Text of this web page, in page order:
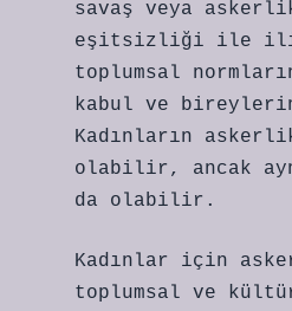
savaş veya
eşitsizliği ile
toplumsal
kabul ve
Kadınların
olabilir, ancak
da olabilir.
Kadınlar için
toplumsal ve